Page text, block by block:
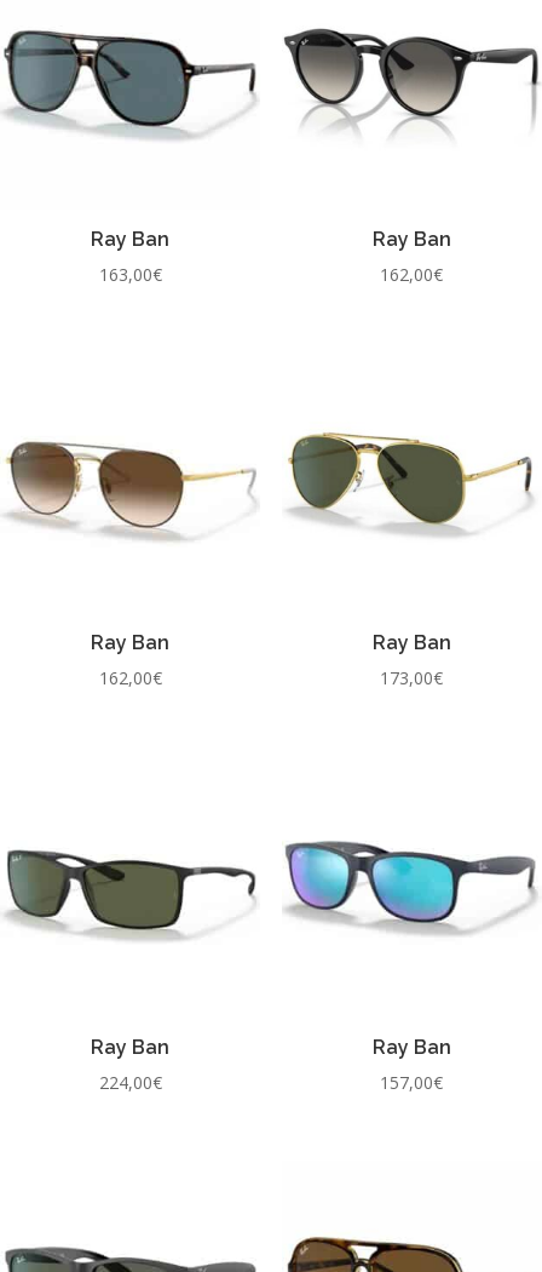
Ray Ban
163,00€
Ray Ban
162,00€
Ray Ban
162,00€
Ray Ban
173,00€
Ray Ban
224,00€
Ray Ban
157,00€